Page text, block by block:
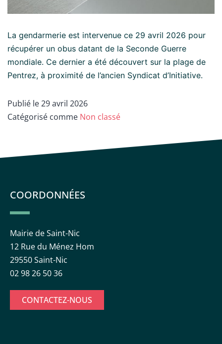
La gendarmerie est intervenue ce 29 avril 2026 pour
récupérer un obus datant de la Seconde Guerre
mondiale. Ce dernier a été découvert sur la plage de
Pentrez, à proximité de l’ancien Syndicat d’Initiative.
Publié le29 avril 2026
Catégorisé comme Non classé
COORDONNÉES
Mairie de Saint-Nic
12 Rue du Ménez Hom
29550 Saint-Nic
02 98 26 50 36
CONTACTEZ-NOUS